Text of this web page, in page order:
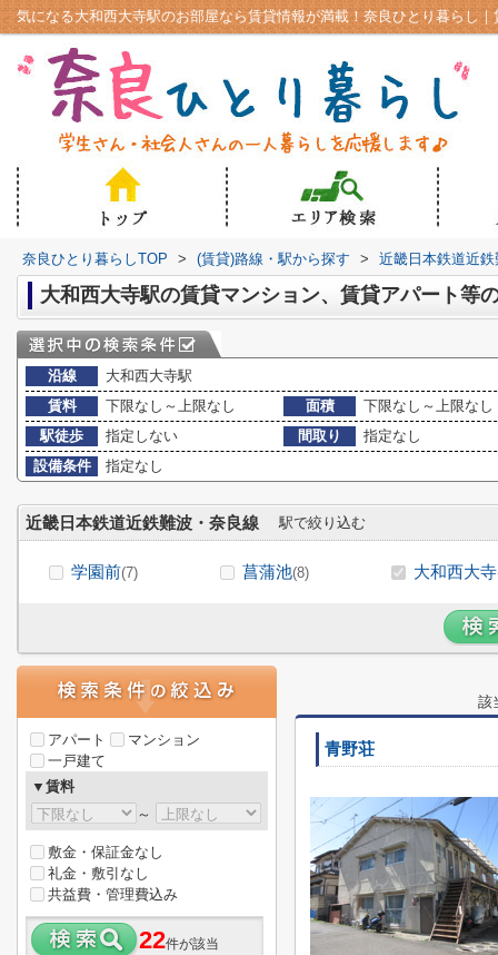
奈良ひとり暮らしTOP > (賃貸)路線・駅から探す > 近畿日本鉄道近
大和西大寺駅の賃貸マンション、賃貸アパート等
沿線
大和西大寺駅
賃料
下限なし～上限なし 面積
下限なし～上限なし
駅徒歩
指定しない 間取り
指定なし
設備条件
指定なし
近畿日本鉄道近鉄難波・奈良線 駅で絞り込む
学園前(7) 菖蒲池(8) 大和西大寺
該
青野荘
アパート
マンション
一戸建て
▼賃料
～
敷金・保証金なし
礼金・敷引なし
共益費・管理費込み
22件が該当